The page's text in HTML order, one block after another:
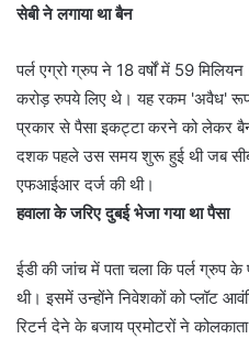
सेबी ने लगाया था बैन
पर्ल एग्रो ग्रुप ने 18 वर्षों में 59
करोड़ रुपये लिए थे। यह रकम 'अवैध'
प्रकार से पैसा इकट्टा करने को लेकर
दशक पहले उस समय शुरू हुई थी जब
एफआईआर दर्ज की थी।
हवाला के जरिए दुबई भेजा गया था पैसा
ईडी की जांच में पता चला कि पर्ल ग्रुप
थी। इसमें उन्होंने निवेशकों को प्लॉट
रिटर्न देने के बजाय प्रमोटरों ने